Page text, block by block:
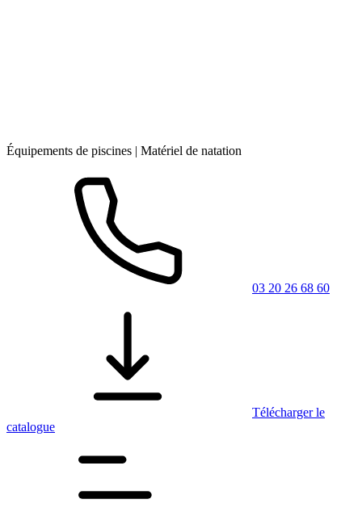
Équipements de piscines | Matériel de natation
03 20 26 68 60
Télécharger le
catalogue